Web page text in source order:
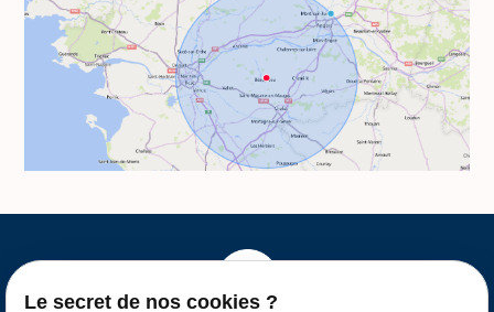
Le secret de nos cookies ?